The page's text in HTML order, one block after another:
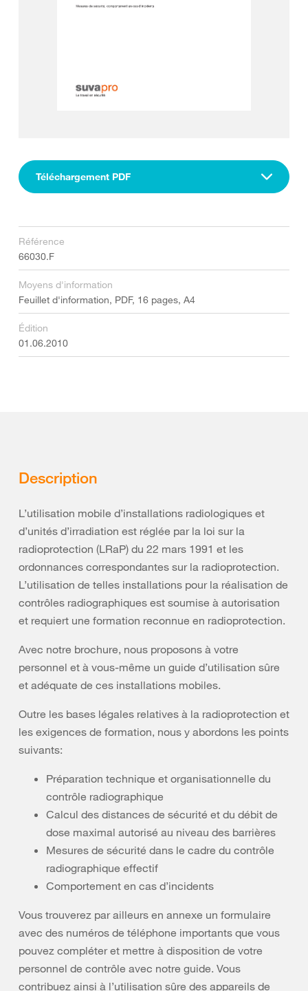
Téléchargement PDF
Référence
66030.F
Moyens d'information
Feuillet d'information, PDF, 16 pages, A4
Édition
01.06.2010
Description
L’utilisation mobile d’installations radiologiques et
d’unités d’irradiation est réglée par la loi sur la
radioprotection (LRaP) du 22 mars 1991 et les
ordonnances correspondantes sur la radioprotection.
L’utilisation de telles installations pour la réalisation de
contrôles radiographiques est soumise à autorisation
et requiert une formation reconnue en radioprotection.
Avec notre brochure, nous proposons à votre
personnel et à vous-même un guide d’utilisation sûre
et adéquate de ces installations mobiles.
Outre les bases légales relatives à la radioprotection et
les exigences de formation, nous y abordons les points
suivants:
Préparation technique et organisationnelle du
contrôle radiographique
Calcul des distances de sécurité et du débit de
dose maximal autorisé au niveau des barrières
Mesures de sécurité dans le cadre du contrôle
radiographique effectif
Comportement en cas d’incidents
Vous trouverez par ailleurs en annexe un formulaire
avec des numéros de téléphone importants que vous
pouvez compléter et mettre à disposition de votre
personnel de contrôle avec notre guide. Vous
contribuez ainsi à l’utilisation sûre des appareils de